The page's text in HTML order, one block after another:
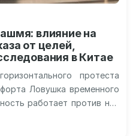
влияние на
от целей,
в Китае
протеста
Ловушка временного
работает против нас